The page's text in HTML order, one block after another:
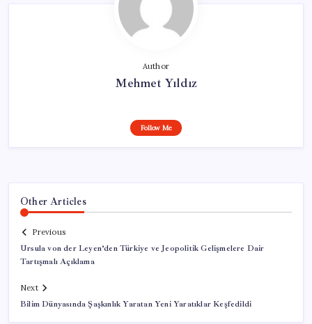
Author
Mehmet Yıldız
Follow Me
Other Articles
Previous
Ursula von der Leyen’den Türkiye ve Jeopolitik Gelişmelere Dair
Tartışmalı Açıklama
Next
Bilim Dünyasında Şaşkınlık Yaratan Yeni Yaratıklar Keşfedildi